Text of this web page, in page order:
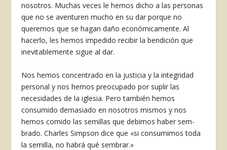
nosotros. Muchas veces le hemos dicho a las personas
que no se aventuren mucho en su dar porque no
queremos que se hagan daño económicamente. Al
hacerlo, les hemos impedido recibir la bendición que
inevitablemente sigue al dar.
Nos hemos concentrado en la justicia y la inte­gridad
personal y nos hemos preocupado por suplir las
necesidades de la iglesia. Pero también hemos
consumido demasiado en nosotros mismos y nos
hemos comido las semillas que debimos haber sem­
brado. Charles Simpson dice que «si consumimos toda
la semilla, no habrá qué sembrar.»